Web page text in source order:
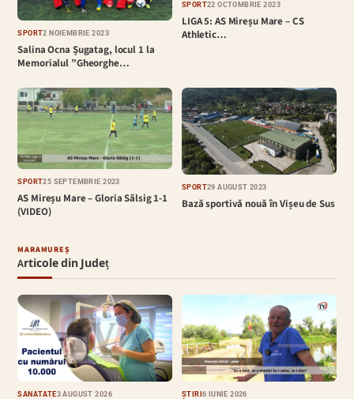
SPORT2 NOIEMBRIE 2023
Salina Ocna Șugatag, locul 1 la
Memorialul ”Gheorghe…
SPORT22 OCTOMBRIE 2023
LIGA 5: AS Mireșu Mare – CS
Athletic…
SPORT25 SEPTEMBRIE 2023
AS Mireșu Mare – Gloria Sălsig 1-1
(VIDEO)
SPORT29 AUGUST 2023
Bază sportivă nouă în Vișeu de Sus
MARAMUREȘ
Articole din Județ
SĂNĂTATE3 AUGUST 2026 ȘTIRI6 IUNIE 2026